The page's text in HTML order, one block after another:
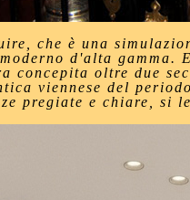
che è una
d'alta
concepita oltre due
viennese del
pregiate e chiare, si